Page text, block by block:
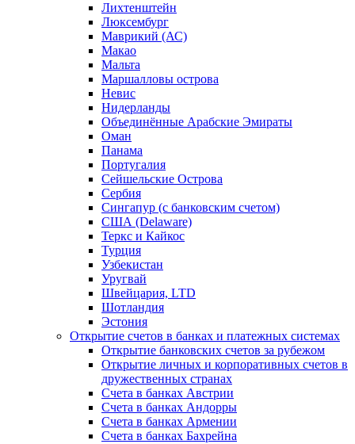
Лихтенштейн
Люксембург
Маврикий (АС)
Макао
Мальта
Маршалловы острова
Нeвис
Нидерланды
Объединённые Арабские Эмираты
Оман
Панама
Португалия
Сейшельские Острова
Сербия
Сингапур (c банковским счетом)
США (Delaware)
Теркс и Кайкос
Турция
Узбекистан
Уругвай
Швейцария, LTD
Шотландия
Эстония
Открытие счетов в банках и платежных системах
Открытие банковских счетов за рубежом
Открытие личных и корпоративных счетов в
дружественных странах
Счета в банках Австрии
Счета в банках Андорры
Счета в банках Армении
Счета в банках Бахрейна